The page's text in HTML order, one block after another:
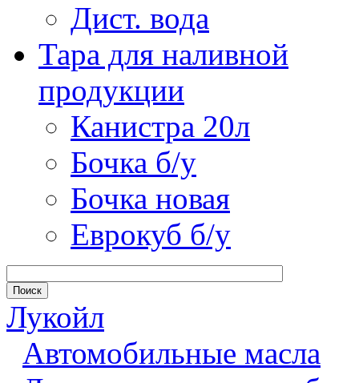
Дист. вода
Тара для наливной
продукции
Канистра 20л
Бочка б/у
Бочка новая
Еврокуб б/у
Лукойл
Автомобильные масла